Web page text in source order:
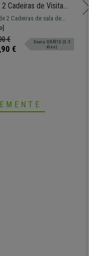
Cadeiras de Visita
Estructura Metálica,
Cor Cinzento
2 Cadeiras de sala de
ZEFIR, um modelo
ideal para deixar as suas
confortáveis!
€
€
Envio GRÁTIS (3-5
dias)